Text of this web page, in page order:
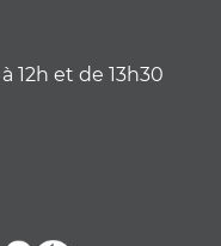
12h et de 13h30